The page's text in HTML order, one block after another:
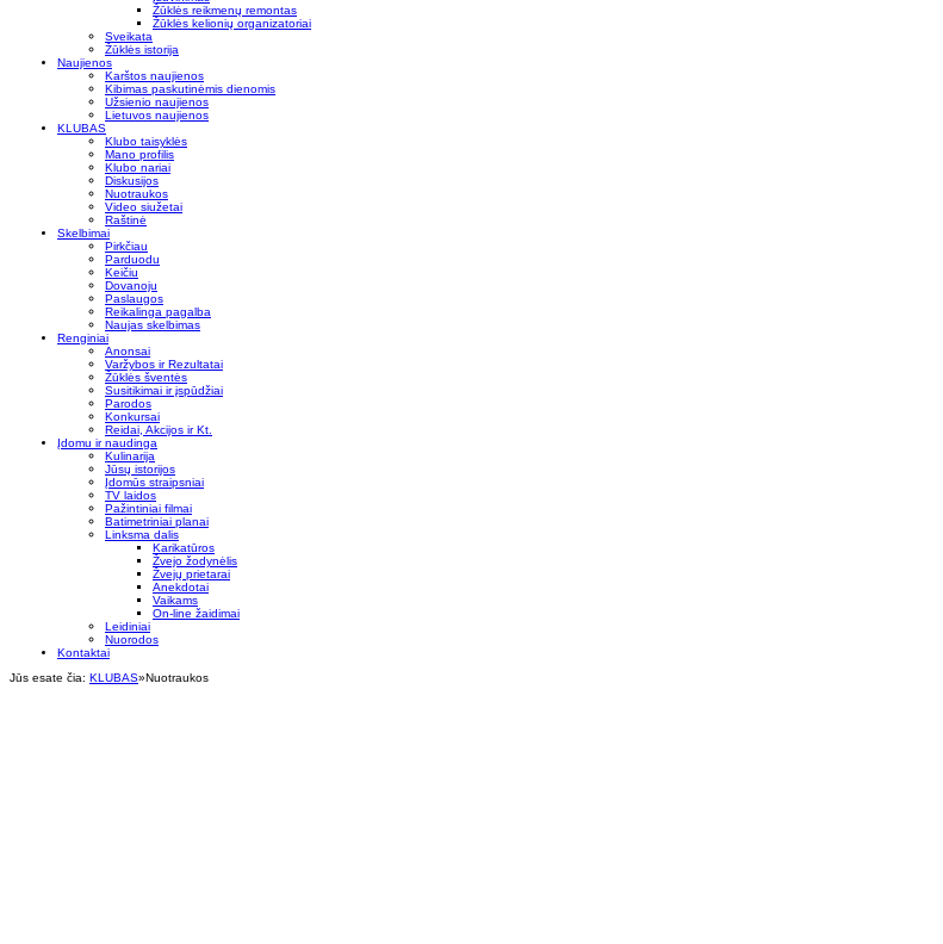
Žūklės reikmenų remontas
Žūklės kelionių organizatoriai
Sveikata
Žūklės istorija
Naujienos
Karštos naujienos
Kibimas paskutinėmis dienomis
Užsienio naujienos
Lietuvos naujienos
KLUBAS
Klubo taisyklės
Mano profilis
Klubo nariai
Diskusijos
Nuotraukos
Video siužetai
Raštinė
Skelbimai
Pirkčiau
Parduodu
Keičiu
Dovanoju
Paslaugos
Reikalinga pagalba
Naujas skelbimas
Renginiai
Anonsai
Varžybos ir Rezultatai
Žūklės šventės
Susitikimai ir įspūdžiai
Parodos
Konkursai
Reidai, Akcijos ir Kt.
Įdomu ir naudinga
Kulinarija
Jūsų istorijos
Įdomūs straipsniai
TV laidos
Pažintiniai filmai
Batimetriniai planai
Linksma dalis
Karikatūros
Žvejo žodynėlis
Žvejų prietarai
Anekdotai
Vaikams
On-line žaidimai
Leidiniai
Nuorodos
Kontaktai
Jūs esate čia: KLUBAS»Nuotraukos